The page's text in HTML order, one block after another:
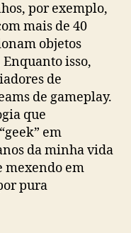
por exemplo,
mais de 40
objetos
isso,
de
de gameplay.
que
em
da minha vida
mexendo em
pura